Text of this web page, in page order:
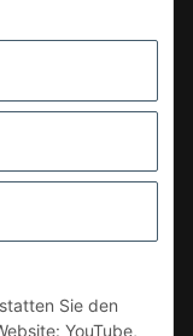
Sie den
YouTube,